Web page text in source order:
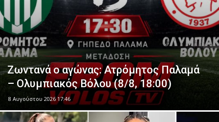
Ζωντανά ο αγώνας: Ατρόμητος Παλαμά
– Ολυμπιακός Βόλου (8/8, 18:00)
8 Αυγούστου 2026 17:46